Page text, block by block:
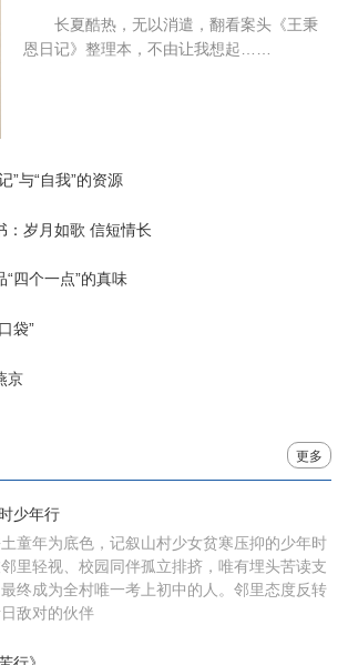
长夏酷热，无以消遣，翻看案头《王秉
恩日记》整理本，不由让我想起……
”与“自我”的资源
：岁月如歌 信短情长
四个一点”的真味
袋”
京
更多
少年行
童年为底色，记叙山村少女贫寒压抑的少年时
里轻视、校园同伴孤立排挤，唯有埋头苦读支
终成为全村唯一考上初中的人。邻里态度反转
敌对的伙伴